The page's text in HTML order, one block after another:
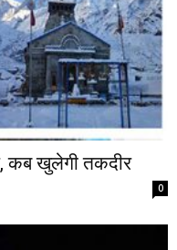
कब खुलेगी तकदीर
0